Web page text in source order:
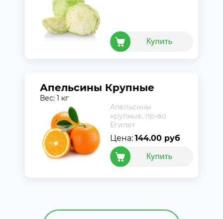
Апельсины Крупные
Вес: 1 кг
Апельсины
крупные, пр-во
Египет
Цена: 144.00 руб